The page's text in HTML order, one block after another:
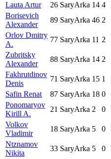
Lauta Artur
26 SaryArka 14 4
Borisevich
Alexander
89 SaryArka 46 2
Orlov Dmitry
A.
77 SaryArka 11 2
Zubritsky
Alexander
88 SaryArka 14 2
Fakhrutdinov
Denis
71 SaryArka 15 1
Safin Renat
87 SaryArka 18 0
Ponomaryov
Kirill A.
21 SaryArka 2 0
Volkov
Vladimir
18 SaryArka 5 0
Ntznamov
Nikita
33 SaryArka 5 0